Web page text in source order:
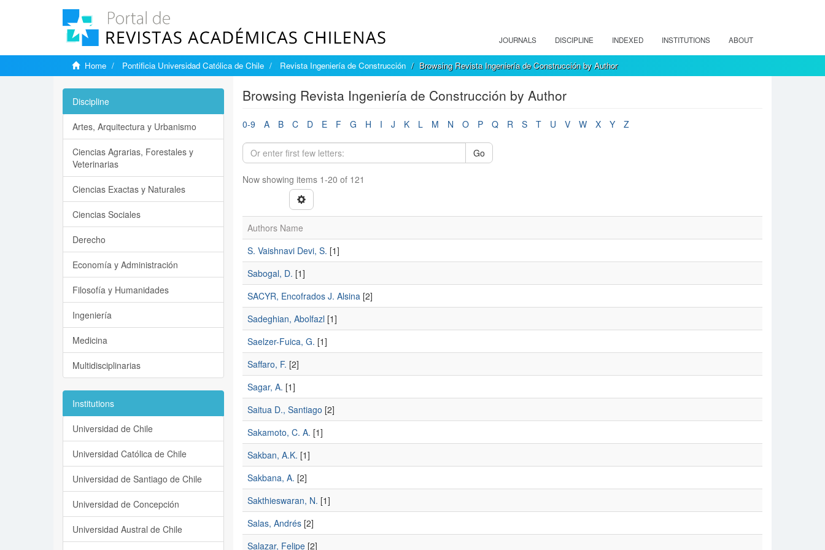
JOURNALS DISCIPLINE INDEXED INSTITUTIONS ABOUT
Home Pontificia Universidad Católica de Chile Revista Ingeniería de Construcción Browsing Revista Ingeniería de Construcción by Author
Browsing Revista Ingeniería de Construcción by Author
0-9 A B C D E F G H I J K L M N O P Q R S T U V W X Y Z
Go
Now showing items 1-20 of 121
Authors Name
S. Vaishnavi Devi, S. [1]
Sabogal, D. [1]
SACYR, Encofrados J. Alsina[2]
Sadeghian, Abolfazl[1]
Saelzer-Fuica, G. [1]
Saffaro, F. [2]
Sagar, A. [1]
Saitua D., Santiago [2]
Sakamoto, C. A. [1]
Sakban, A.K. [1]
Sakbana, A. [2]
Sakthieswaran, N. [1]
Salas, Andrés[2]
Salazar, Felipe[2]
Discipline
Artes, Arquitectura y Urbanismo
Ciencias Agrarias, Forestales y
Veterinarias
Ciencias Exactas y Naturales
Ciencias Sociales
Derecho
Economía y Administración
Filosofía y Humanidades
Ingeniería
Medicina
Multidisciplinarias
Institutions
Universidad de Chile
Universidad Católica de Chile
Universidad de Santiago de Chile
Universidad de Concepción
Universidad Austral de Chile